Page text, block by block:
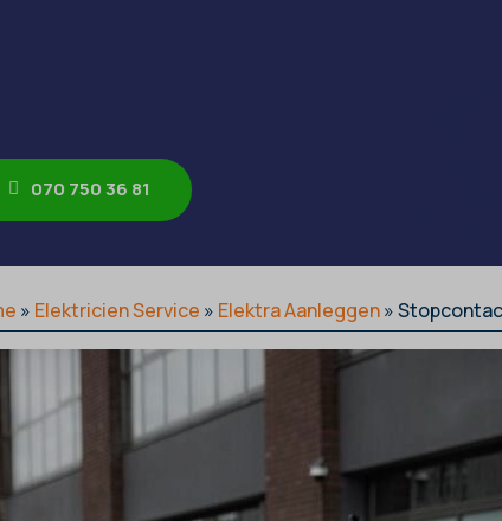
070 750 36 81
» Elektricien Service » Elektra Aanleggen»